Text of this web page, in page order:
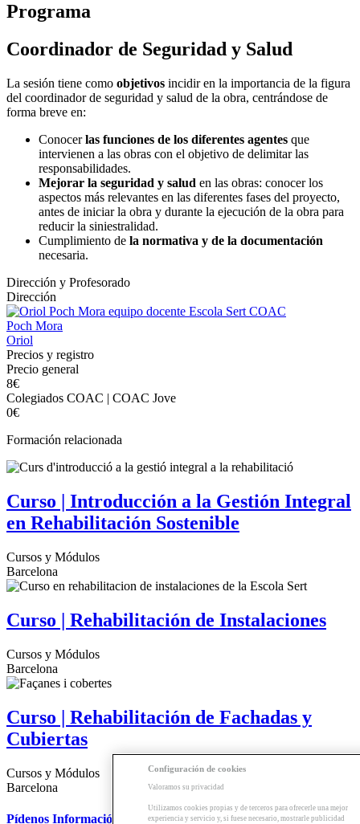
Programa
Coordinador de Seguridad y Salud
La sesión tiene como objetivos incidir en la importancia de la figura
del coordinador de seguridad y salud de la obra, centrándose de
forma breve en:
Conocerlas funciones de los diferentes agentes que
intervienen a las obras con el objetivo de delimitar las
responsabilidades.
Mejorar la seguridad y salud en las obras: conocer los
aspectos más relevantes en las diferentes fases del proyecto,
antes de iniciar la obra y durante la ejecución de la obra para
reducir la siniestralidad.
Cumplimiento de la normativa y de la documentación
necesaria.
Dirección y Profesorado
Dirección
Poch Mora
Oriol
Precios y registro
Precio general
8€
Colegiados COAC | COAC Jove
0€
Formación relacionada
Curso | Introducción a la Gestión Integral
en Rehabilitación Sostenible
Cursos y Módulos
Barcelona
Curso | Rehabilitación de Instalaciones
Cursos y Módulos
Barcelona
Curso | Rehabilitación de Fachadas y
Cubiertas
Cursos y Módulos
Barcelona
Pídenos Información
Configuración de cookies
Valoramos su privacidad
Utilizamos cookies propias y de terceros para ofrecerle una mejor
experiencia y servicio y, si fuese necesario, mostrarle publicidad